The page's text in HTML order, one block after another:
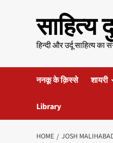
साहित्य
हिन्दी और उर्दू साहित्य का
ननकू के क़िस्से शायरी
Library
HOME JOSH